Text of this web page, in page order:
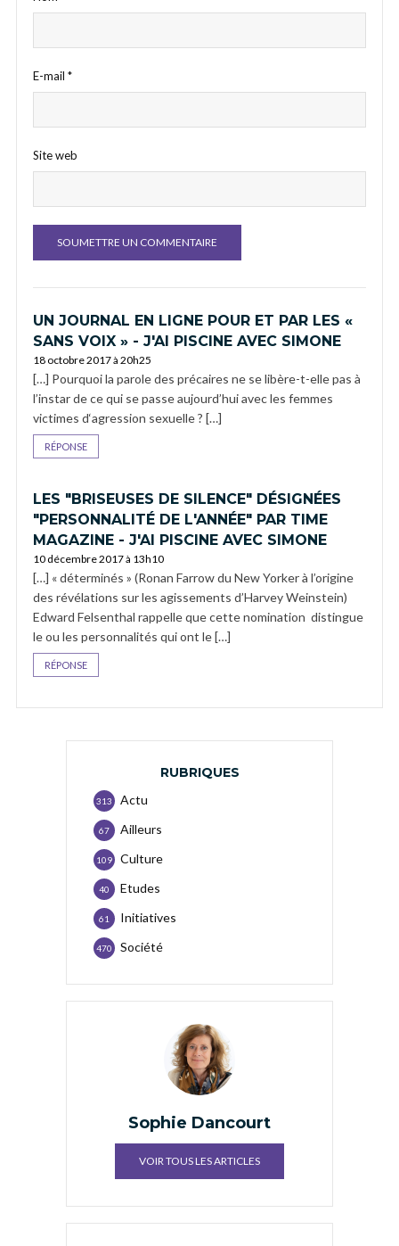
E-mail *
Site web
UN JOURNAL EN LIGNE POUR ET PAR LES «
SANS VOIX » - J'AI PISCINE AVEC SIMONE
18 octobre 2017 à 20h25
[…] Pourquoi la parole des précaires ne se libère-t-elle pas à
l’instar de ce qui se passe aujourd’hui avec les femmes
victimes d‘agression sexuelle ? […]
RÉPONSE
LES "BRISEUSES DE SILENCE" DÉSIGNÉES
"PERSONNALITÉ DE L'ANNÉE" PAR TIME
MAGAZINE - J'AI PISCINE AVEC SIMONE
10 décembre 2017 à 13h10
[…] « déterminés » (Ronan Farrow du New Yorker à l’origine
des révélations sur les agissements d’Harvey Weinstein)
Edward Felsenthal rappelle que cette nomination distingue
le ou les personnalités qui ont le […]
RÉPONSE
RUBRIQUES
Actu
313
Ailleurs
67
Culture
109
Etudes
40
Initiatives
61
Société
470
Sophie Dancourt
VOIR TOUS LES ARTICLES